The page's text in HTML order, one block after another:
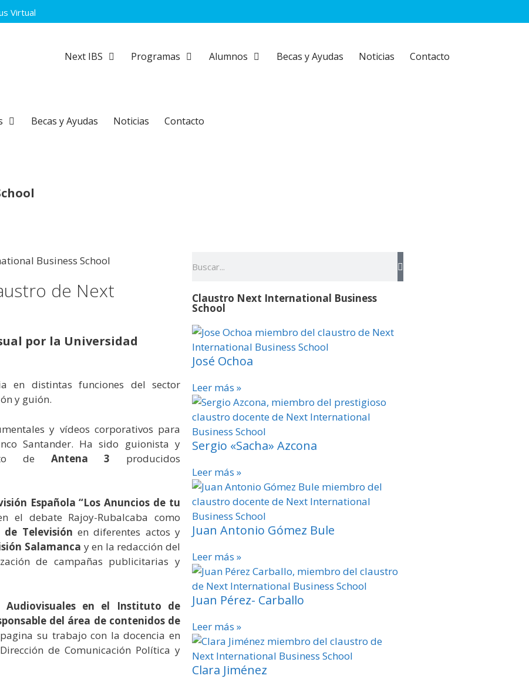
Virtual
Next IBS Programas Alumnos Becas y Ayudas Noticias Contacto
Becas y Ayudas Noticias Contacto
de Next
por la Universidad
en distintas funciones del sector
y guión.
y vídeos corporativos para
Santander. Ha sido guionista y
de Antena 3 producidos
Española “Los Anuncios de tu
el debate Rajoy-Rubalcaba como
de Televisiónen diferentes actos y
Salamanca y en la redacción del
de campañas publicitarias y
Audiovisuales en el Instituto de
del área de contenidos de
su trabajo con la docencia en
de Comunicación Política y
Claustro Next International Business
School
José Ochoa
Leer más »
Sergio «Sacha» Azcona
Leer más »
Juan Antonio Gómez Bule
Leer más »
Juan Pérez- Carballo
Leer más »
Clara Jiménez